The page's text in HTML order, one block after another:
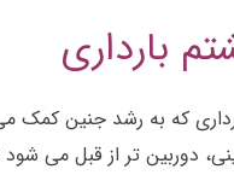
بارداری
که به رشد جنین کمک می
تر از قبل می شود